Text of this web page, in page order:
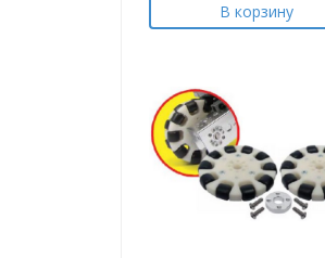
В корзину